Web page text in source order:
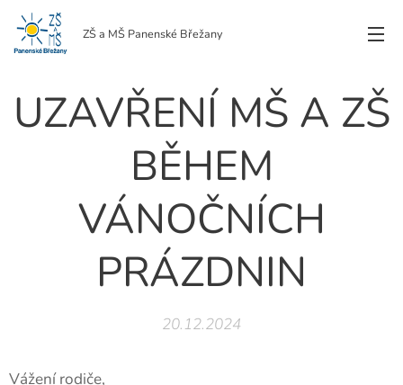
ZŠ a MŠ Panenské Břežany
UZAVŘENÍ MŠ A ZŠ
BĚHEM
VÁNOČNÍCH
PRÁZDNIN
20.12.2024
Vážení rodiče,